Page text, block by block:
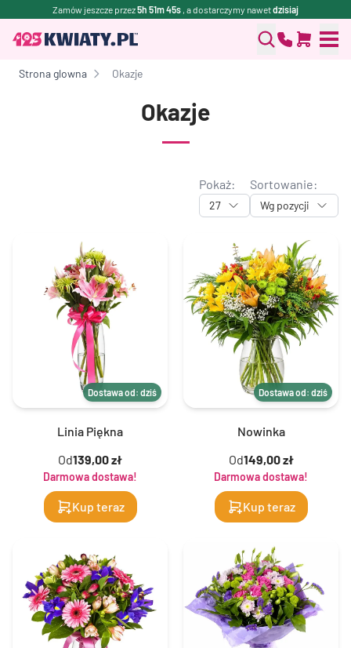
Zamów jeszcze przez5h 51m 44s , a dostarczymy nawetdzisiaj
Strona glowna Okazje
Okazje
Pokaż:
27
Sortowanie:
Wg pozycji
Dostawa od: dziś
Linia Piękna
Od139,00 zł
Darmowa dostawa!
Kup teraz
Dostawa od: dziś
Nowinka
Od149,00 zł
Darmowa dostawa!
Kup teraz